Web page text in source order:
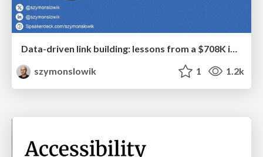
Data-driven link building: lessons from a $708K investment (BrightonSEO talk)
szymonslowik
1 1.2k